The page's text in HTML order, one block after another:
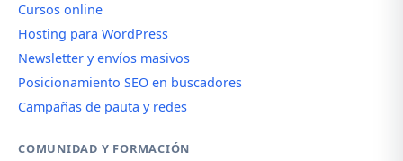
Cursos online
Hosting para WordPress
Newsletter y envíos masivos
Posicionamiento SEO en buscadores
Campañas de pauta y redes
COMUNIDAD Y FORMACIÓN